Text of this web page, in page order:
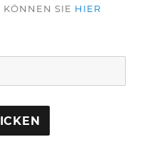
KÖNNEN SIE HIER